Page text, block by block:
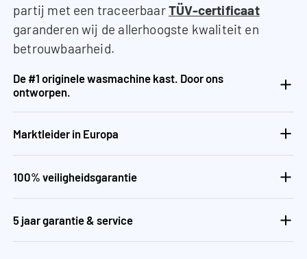
partij met een traceerbaarTÜV-certificaat
garanderen wij de allerhoogste kwaliteit en
betrouwbaarheid.
De #1 originele wasmachine kast. Door ons
ontworpen.
Marktleider in Europa
100% veiligheidsgarantie
5 jaar garantie & service